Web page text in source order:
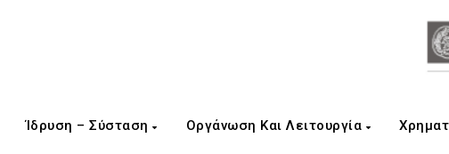
Ίδρυση – Σύσταση Οργάνωση Και Λειτουργία